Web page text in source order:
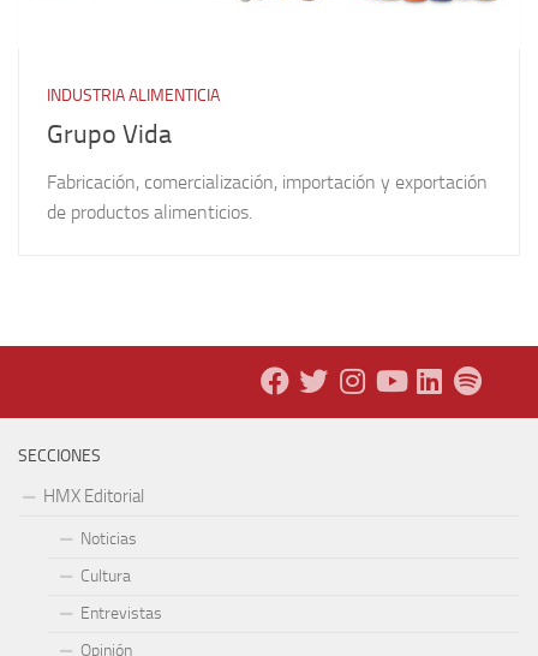
INDUSTRIA ALIMENTICIA
Grupo Vida
Fabricación, comercialización, importación y exportación
de productos alimenticios.
SECCIONES
HMX Editorial
Noticias
Cultura
Entrevistas
Opinión